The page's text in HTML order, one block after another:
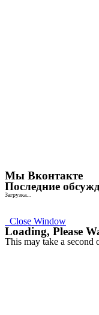
Мы Вконтакте
Последние
Загрузка...
Close Window
Loading, Please
This may take a second